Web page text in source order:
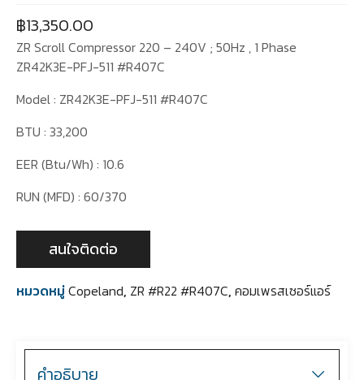
฿13,350.00
ZR Scroll Compressor 220 – 240V ; 50Hz , 1 Phase
ZR42K3E-PFJ-511 #R407C
Model : ZR42K3E-PFJ-511 #R407C
BTU : 33,200
EER (Btu/Wh) : 10.6
RUN (MFD) : 60/370
สนใจติดต่อ
หมวดหมู่Copeland, ZR #R22 #R407C, คอมเพรสเซอร์แอร์
คำอธิบาย